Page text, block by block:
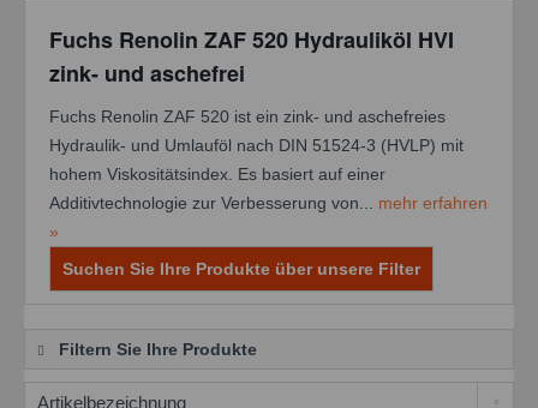
Fuchs Renolin ZAF 520 Hydrauliköl HVI
zink- und aschefrei
Fuchs Renolin ZAF 520 ist ein zink- und aschefreies
Hydraulik- und Umlauföl nach DIN 51524-3 (HVLP) mit
hohem Viskositätsindex. Es basiert auf einer
Additivtechnologie zur Verbesserung von... mehr erfahren
»
Suchen Sie Ihre Produkte über unsere Filter
Filtern Sie Ihre Produkte